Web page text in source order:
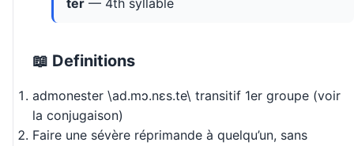
ter — 4th syllable
📖 Definitions
admonester \ad.mɔ.nɛs.te\ transitif 1er groupe (voir
la conjugaison)
Faire une sévère réprimande à quelqu’un, sans